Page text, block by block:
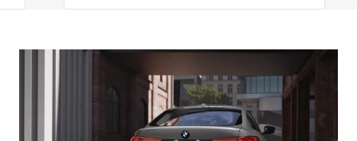
відстані на швидкості до 210 км/год.
особливо в умовах
екстрених випадках ваш BMW
загальмує до повної зупинки та
автоматично продовжить рух.